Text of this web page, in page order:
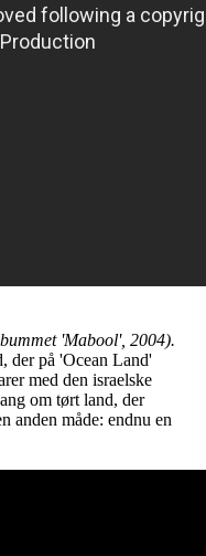
'Mabool', 2004).
der på 'Ocean Land'
med den israelske
om tørt land, der
anden måde: endnu en